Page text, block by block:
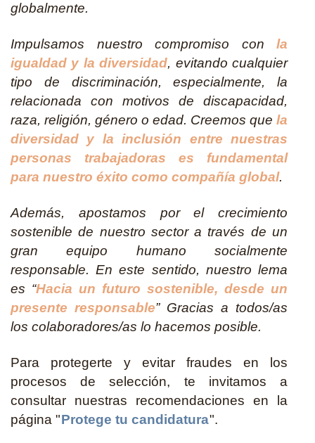
globalmente.
Impulsamos nuestro compromiso con la
igualdad y la diversidad, evitando cualquier
tipo de discriminación, especialmente, la
relacionada con motivos de discapacidad,
raza, religión, género o edad. Creemos que la
diversidad y la inclusión entre nuestras
personas trabajadoras es fundamental
para nuestro éxito como compañía global.
Además, apostamos por el crecimiento
sostenible de nuestro sector a través de un
gran equipo humano socialmente
responsable. En este sentido, nuestro lema
es “Hacia un futuro sostenible, desde un
presente responsable” Gracias a todos/as
los colaboradores/as lo hacemos posible.
Para protegerte y evitar fraudes en los
procesos de selección, te invitamos a
consultar nuestras recomendaciones en la
página "Protege tu candidatura".